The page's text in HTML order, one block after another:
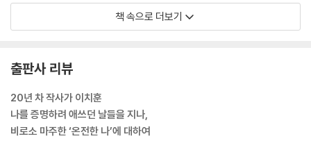
돌이켜 보니, 삶은 늘 그때그때 다른 방식으로 길을 내어주고 있었습니다.
다만 저는 그 길을 알려주는 작은 신호보다 저를 향한 타인의 시선과 평가
국 다시 저 자신에게로 돌아온 것입니다.
--- p.34 「그림자와 함께 자란 아이」 중에서
쉬는 게 명상이라던 그 말씀이 어찌나 받아들이기 어렵던지요. 방법은 단
책 속으로 더보기
출판사 리뷰
20년 차 작사가 이치훈
나를 증명하려 애쓰던 날들을 지나,
비로소 마주한 ‘온전한 나’에 대하여